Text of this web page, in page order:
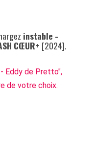
instable -
CŒUR+ [2024].
Eddy de Pretto",
de votre choix.